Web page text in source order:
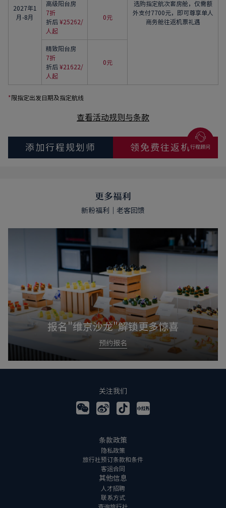
2027年1
月-8月
选购指定航次套房舱，仅需额
外支付7700元，即可尊享单人
商务舱往返机票礼遇
高级阳台房
7折
折后 ¥25262/
人起
0元
精致阳台房
7折
折后 ¥21622/
人起
0元
* 限指定出发日期及指定航线
查看活动规则与条款
添加行程规划师 领免费往返机票
更多福利
新粉福利｜老客回馈
报名"维京沙龙"解锁更多惊喜
预约报名
关注我们
条款政策
隐私政策
旅行社预订条款和条件
客运合同
其他信息
人才招聘
联系方式
查询旅行社